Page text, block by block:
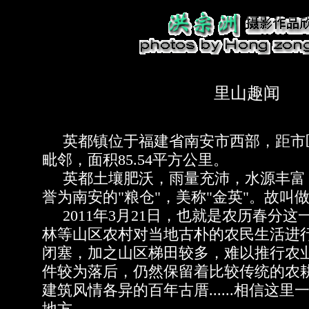
里山趣闻
英都镇位于福建省南安市西部，距市
毗邻，面积85.54平方公里。
英都土壤肥沃，雨量充沛，水源丰富
誉为南安的"粮仓"，美称"金英"。故叫
2011年3月21日，也就是农历春分这
林等山区农村对当地古朴的农民生活进
闭塞，加之山区梯田较多，难以推行农
件较为落后，仍然保留着比较传统的农
建筑风情各异的百年古厝......相信这里